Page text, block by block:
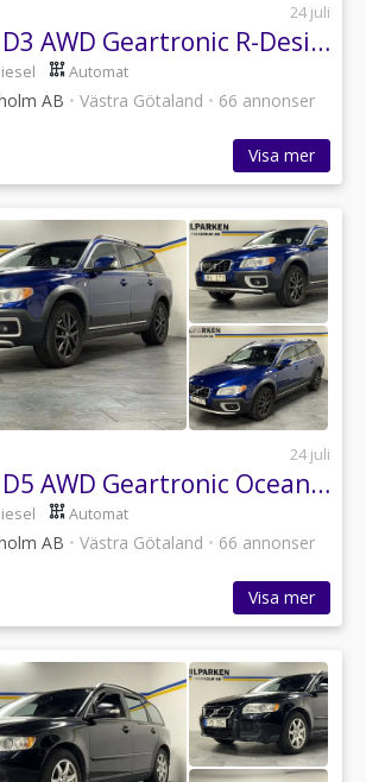
24 juli
Volvo XC60 D3 AWD Geartronic R-Design Euro 5
Automat
AB • Västra Götaland • 66 annonser
Visa mer
24 juli
Volvo XC70 D5 AWD Geartronic Ocean Race Euro 4
Automat
AB • Västra Götaland • 66 annonser
Visa mer